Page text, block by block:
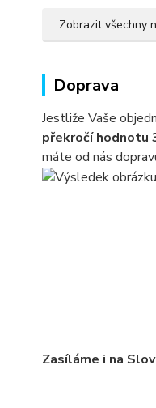
Zobrazit všechny
Doprava
Jestliže Vaše
překročí hodnotu
máte od nás
Zasíláme i na